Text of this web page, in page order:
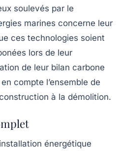
soulevés par le
marines concerne leur
ces technologies soient
lors de leur
de leur bilan carbone
compte l’ensemble de
à la démolition.
énergétique